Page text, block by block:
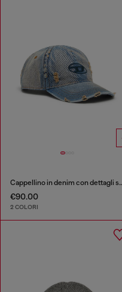
Cappellino in denim con
€90.00
2 COLORI